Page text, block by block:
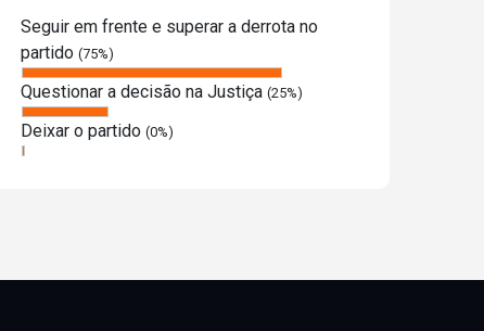
Seguir em frente e superar a derrota no
partido (75%)
Questionar a decisão na Justiça (25%)
Deixar o partido (0%)